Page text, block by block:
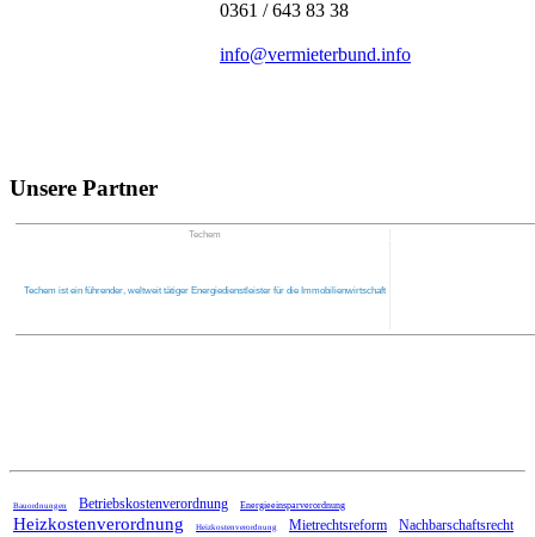
0361 / 643 83 38
info@vermieterbund.info
Unsere Partner
Techem
Techem ist ein führender, weltweit tätiger Energiedienstleister für die Immobilienwirtschaft
Bauordnungen Betriebskostenverordnung Energieeinsparverordnung
Heizkostenverordnung Heizkostenverordnung Mietrechtsreform Nachbarschaftsrecht